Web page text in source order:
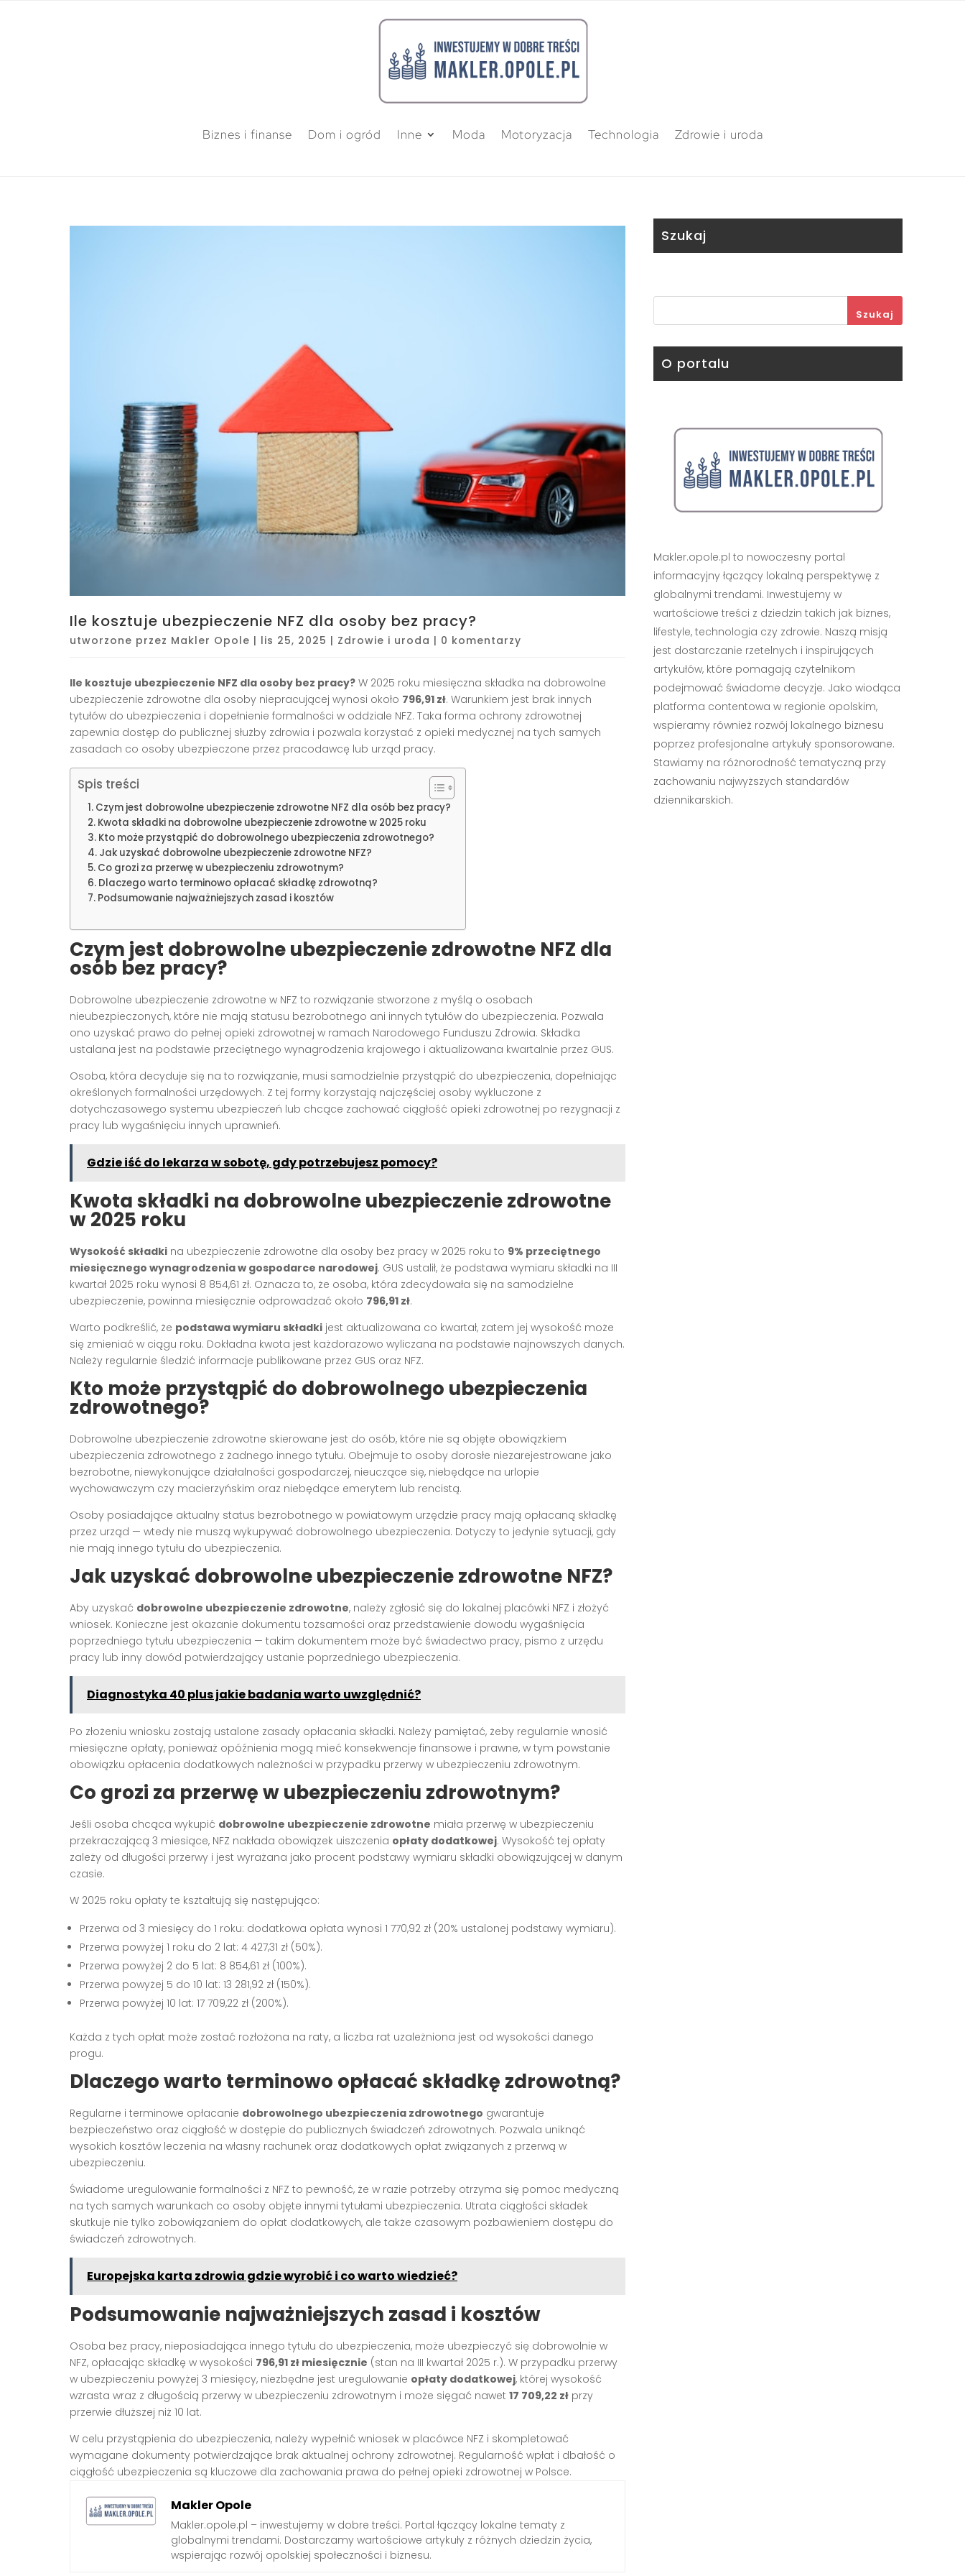
Biznes i finanse Dom i ogród Inne Moda Motoryzacja Technologia Zdrowie i uroda
Ile kosztuje ubezpieczenie NFZ dla osoby bez pracy?
utworzone przez Makler Opole | lis 25, 2025 | Zdrowie i uroda | 0 komentarzy
Ile kosztuje ubezpieczenie NFZ dla osoby bez pracy? W 2025 roku miesięczna składka na dobrowolne
ubezpieczenie zdrowotne dla osoby niepracującej wynosi około 796,91 zł. Warunkiem jest brak innych
tytułów do ubezpieczenia i dopełnienie formalności w oddziale NFZ. Taka forma ochrony zdrowotnej
zapewnia dostęp do publicznej służby zdrowia i pozwala korzystać z opieki medycznej na tych samych
zasadach co osoby ubezpieczone przez pracodawcę lub urząd pracy.
Spis treści
Czym jest dobrowolne ubezpieczenie zdrowotne NFZ dla osób bez pracy?
Kwota składki na dobrowolne ubezpieczenie zdrowotne w 2025 roku
Kto może przystąpić do dobrowolnego ubezpieczenia zdrowotnego?
Jak uzyskać dobrowolne ubezpieczenie zdrowotne NFZ?
Co grozi za przerwę w ubezpieczeniu zdrowotnym?
Dlaczego warto terminowo opłacać składkę zdrowotną?
Podsumowanie najważniejszych zasad i kosztów
Czym jest dobrowolne ubezpieczenie zdrowotne NFZ dla
osób bez pracy?
Dobrowolne ubezpieczenie zdrowotne w NFZ to rozwiązanie stworzone z myślą o osobach
nieubezpieczonych, które nie mają statusu bezrobotnego ani innych tytułów do ubezpieczenia. Pozwala
ono uzyskać prawo do pełnej opieki zdrowotnej w ramach Narodowego Funduszu Zdrowia. Składka
ustalana jest na podstawie przeciętnego wynagrodzenia krajowego i aktualizowana kwartalnie przez GUS.
Osoba, która decyduje się na to rozwiązanie, musi samodzielnie przystąpić do ubezpieczenia, dopełniając
określonych formalności urzędowych. Z tej formy korzystają najczęściej osoby wykluczone z
dotychczasowego systemu ubezpieczeń lub chcące zachować ciągłość opieki zdrowotnej po rezygnacji z
pracy lub wygaśnięciu innych uprawnień.
Gdzie iść do lekarza w sobotę, gdy potrzebujesz pomocy?
Kwota składki na dobrowolne ubezpieczenie zdrowotne
w 2025 roku
Wysokość składki na ubezpieczenie zdrowotne dla osoby bez pracy w 2025 roku to 9% przeciętnego
miesięcznego wynagrodzenia w gospodarce narodowej. GUS ustalił, że podstawa wymiaru składki na III
kwartał 2025 roku wynosi 8 854,61 zł. Oznacza to, że osoba, która zdecydowała się na samodzielne
ubezpieczenie, powinna miesięcznie odprowadzać około 796,91 zł.
Warto podkreślić, że podstawa wymiaru składki jest aktualizowana co kwartał, zatem jej wysokość może
się zmieniać w ciągu roku. Dokładna kwota jest każdorazowo wyliczana na podstawie najnowszych danych.
Należy regularnie śledzić informacje publikowane przez GUS oraz NFZ.
Kto może przystąpić do dobrowolnego ubezpieczenia
zdrowotnego?
Dobrowolne ubezpieczenie zdrowotne skierowane jest do osób, które nie są objęte obowiązkiem
ubezpieczenia zdrowotnego z żadnego innego tytułu. Obejmuje to osoby dorosłe niezarejestrowane jako
bezrobotne, niewykonujące działalności gospodarczej, nieuczące się, niebędące na urlopie
wychowawczym czy macierzyńskim oraz niebędące emerytem lub rencistą.
Osoby posiadające aktualny status bezrobotnego w powiatowym urzędzie pracy mają opłacaną składkę
przez urząd — wtedy nie muszą wykupywać dobrowolnego ubezpieczenia. Dotyczy to jedynie sytuacji, gdy
nie mają innego tytułu do ubezpieczenia.
Jak uzyskać dobrowolne ubezpieczenie zdrowotne NFZ?
Aby uzyskać dobrowolne ubezpieczenie zdrowotne, należy zgłosić się do lokalnej placówki NFZ i złożyć
wniosek. Konieczne jest okazanie dokumentu tożsamości oraz przedstawienie dowodu wygaśnięcia
poprzedniego tytułu ubezpieczenia — takim dokumentem może być świadectwo pracy, pismo z urzędu
pracy lub inny dowód potwierdzający ustanie poprzedniego ubezpieczenia.
Diagnostyka 40 plus jakie badania warto uwzględnić?
Po złożeniu wniosku zostają ustalone zasady opłacania składki. Należy pamiętać, żeby regularnie wnosić
miesięczne opłaty, ponieważ opóźnienia mogą mieć konsekwencje finansowe i prawne, w tym powstanie
obowiązku opłacenia dodatkowych należności w przypadku przerwy w ubezpieczeniu zdrowotnym.
Co grozi za przerwę w ubezpieczeniu zdrowotnym?
Jeśli osoba chcąca wykupić dobrowolne ubezpieczenie zdrowotne miała przerwę w ubezpieczeniu
przekraczającą 3 miesiące, NFZ nakłada obowiązek uiszczenia opłaty dodatkowej. Wysokość tej opłaty
zależy od długości przerwy i jest wyrażana jako procent podstawy wymiaru składki obowiązującej w danym
czasie.
W 2025 roku opłaty te kształtują się następująco:
Przerwa od 3 miesięcy do 1 roku: dodatkowa opłata wynosi 1 770,92 zł (20% ustalonej podstawy wymiaru).
Przerwa powyżej 1 roku do 2 lat: 4 427,31 zł (50%).
Przerwa powyżej 2 do 5 lat: 8 854,61 zł (100%).
Przerwa powyżej 5 do 10 lat: 13 281,92 zł (150%).
Przerwa powyżej 10 lat: 17 709,22 zł (200%).
Każda z tych opłat może zostać rozłożona na raty, a liczba rat uzależniona jest od wysokości danego
progu.
Dlaczego warto terminowo opłacać składkę zdrowotną?
Regularne i terminowe opłacanie dobrowolnego ubezpieczenia zdrowotnego gwarantuje
bezpieczeństwo oraz ciągłość w dostępie do publicznych świadczeń zdrowotnych. Pozwala uniknąć
wysokich kosztów leczenia na własny rachunek oraz dodatkowych opłat związanych z przerwą w
ubezpieczeniu.
Świadome uregulowanie formalności z NFZ to pewność, że w razie potrzeby otrzyma się pomoc medyczną
na tych samych warunkach co osoby objęte innymi tytułami ubezpieczenia. Utrata ciągłości składek
skutkuje nie tylko zobowiązaniem do opłat dodatkowych, ale także czasowym pozbawieniem dostępu do
świadczeń zdrowotnych.
Europejska karta zdrowia gdzie wyrobić i co warto wiedzieć?
Podsumowanie najważniejszych zasad i kosztów
Osoba bez pracy, nieposiadająca innego tytułu do ubezpieczenia, może ubezpieczyć się dobrowolnie w
NFZ, opłacając składkę w wysokości 796,91 zł miesięcznie (stan na III kwartał 2025 r.). W przypadku przerwy
w ubezpieczeniu powyżej 3 miesięcy, niezbędne jest uregulowanie opłaty dodatkowej, której wysokość
wzrasta wraz z długością przerwy w ubezpieczeniu zdrowotnym i może sięgać nawet 17 709,22 zł przy
przerwie dłuższej niż 10 lat.
W celu przystąpienia do ubezpieczenia, należy wypełnić wniosek w placówce NFZ i skompletować
wymagane dokumenty potwierdzające brak aktualnej ochrony zdrowotnej. Regularność wpłat i dbałość o
ciągłość ubezpieczenia są kluczowe dla zachowania prawa do pełnej opieki zdrowotnej w Polsce.
Makler Opole
Makler.opole.pl – inwestujemy w dobre treści. Portal łączący lokalne tematy z
globalnymi trendami. Dostarczamy wartościowe artykuły z różnych dziedzin życia,
wspierając rozwój opolskiej społeczności i biznesu.
Szukaj
Szukaj
O portalu
Makler.opole.pl to nowoczesny portal
informacyjny łączący lokalną perspektywę z
globalnymi trendami. Inwestujemy w
wartościowe treści z dziedzin takich jak biznes,
lifestyle, technologia czy zdrowie. Naszą misją
jest dostarczanie rzetelnych i inspirujących
artykułów, które pomagają czytelnikom
podejmować świadome decyzje. Jako wiodąca
platforma contentowa w regionie opolskim,
wspieramy również rozwój lokalnego biznesu
poprzez profesjonalne artykuły sponsorowane.
Stawiamy na różnorodność tematyczną przy
zachowaniu najwyższych standardów
dziennikarskich.